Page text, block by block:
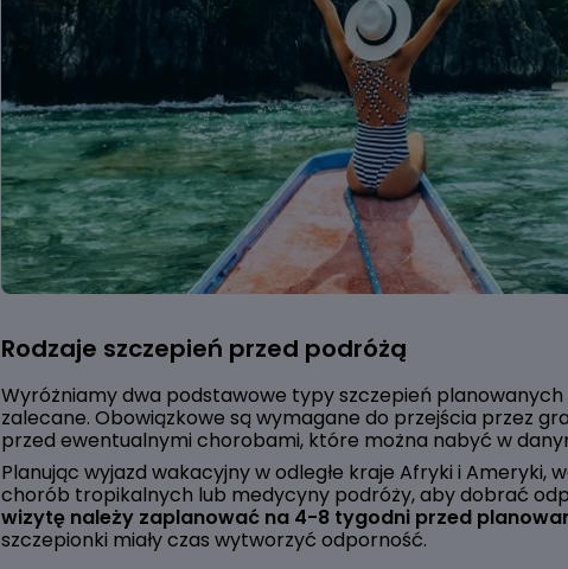
Rodzaje szczepień przed podróżą
Wyróżniamy dwa podstawowe typy szczepień
zalecane. Obowiązkowe są wymagane do przejścia przez
przed ewentualnymi chorobami, które można nabyć w
Planując wyjazd wakacyjny w odległe kraje Afryki i Ameryki,
chorób tropikalnych lub medycyny podróży, aby dobrać
wizytę należy zaplanować na 4-8 tygodni przed
szczepionki miały czas wytworzyć odporność.